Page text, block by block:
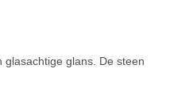
glans. De steen